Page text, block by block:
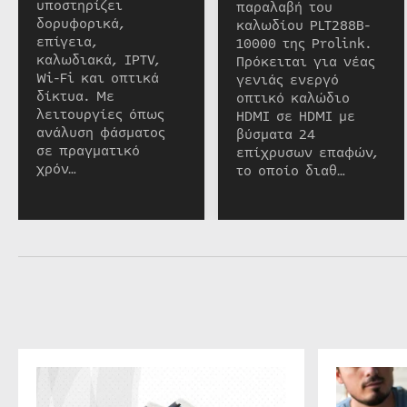
υποστηρίζει
δορυφορικά,
επίγεια,
καλωδιακά, IPTV,
Wi-Fi και οπτικά
δίκτυα. Με
λειτουργίες όπως
ανάλυση φάσματος
σε πραγματικό
χρόν…
παραλαβή του
καλωδίου PLT288B-
10000 της Prolink.
Πρόκειται για νέας
γενιάς ενεργό
οπτικό καλώδιο
HDMI σε HDMI με
βύσματα 24
επίχρυσων επαφών,
το οποίο διαθ…